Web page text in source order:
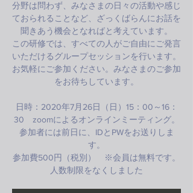
分野は問わず、みなさまの日々の活動や感じ
ておられることなど、ざっくばらんにお話を
聞きあう機会となればと考えています。
この研修では、すべての人がご自由にご発言
いただけるグループセッションを行います。
お気軽にご参加ください。みなさまのご参加
をお待ちしています。
日時：2020年7月26日（日）15：00～16：
30 zoomによるオンラインミーティング。
参加者には前日に、IDとPWをお送りしま
す。
参加費500円（税別） ※会員は無料です。
人数制限をなくしました